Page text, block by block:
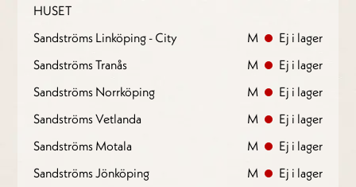
HUSET
Sandströms Linköping - City M
Ej i lager
Sandströms Tranås
M
Ej i lager
Sandströms Norrköping
M
Ej i lager
Sandströms Vetlanda
M
Ej i lager
Sandströms Motala
M
Ej i lager
Sandströms Jönköping
M Ej i lager